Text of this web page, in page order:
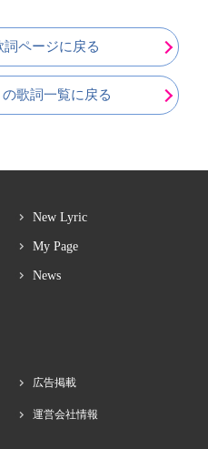
ページに戻る
歌詞一覧に戻る
New Lyric
My Page
News
広告掲載
運営会社情報